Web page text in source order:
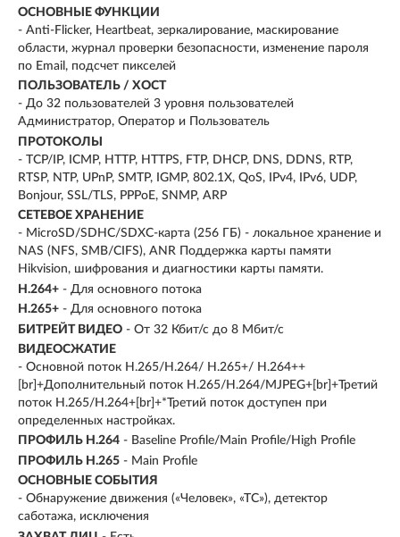
ОСНОВНЫЕ ФУНКЦИИ
- Anti-Flicker, Heartbeat, зеркалирование, маскирование
области, журнал проверки безопасности, изменение пароля
по Email, подсчет пикселей
ПОЛЬЗОВАТЕЛЬ / ХОСТ
- До 32 пользователей 3 уровня пользователей
Администратор, Оператор и Пользователь
ПРОТОКОЛЫ
- TCP/IP, ICMP, HTTP, HTTPS, FTP, DHCP, DNS, DDNS, RTP,
RTSP, NTP, UPnP, SMTP, IGMP, 802.1X, QoS, IPv4, IPv6, UDP,
Bonjour, SSL/TLS, PPPoE, SNMP, ARP
СЕТЕВОЕ ХРАНЕНИЕ
- MicroSD/SDHC/SDXC-карта (256 ГБ) - локальное хранение и
NAS (NFS, SMB/CIFS), ANR Поддержка карты памяти
Hikvision, шифрования и диагностики карты памяти.
H.264+ - Для основного потока
H.265+ - Для основного потока
БИТРЕЙТ ВИДЕО - От 32 Кбит/с до 8 Мбит/с
ВИДЕОСЖАТИЕ
- Основной поток H.265/H.264/ H.265+/ H.264++
[br]+Дополнительный поток H.265/H.264/MJPEG+[br]+Третий
поток H.265/H.264+[br]+*Третий поток доступен при
определенных настройках.
ПРОФИЛЬ H.264 - Baseline Profile/Main Profile/High Profile
ПРОФИЛЬ H.265 - Main Profile
ОСНОВНЫЕ СОБЫТИЯ
- Обнаружение движения («Человек», «ТС»), детектор
саботажа, исключения